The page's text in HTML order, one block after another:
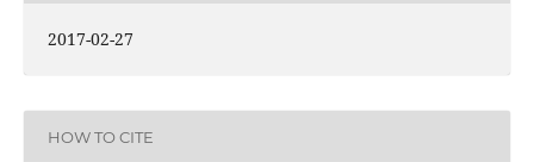
2017-02-27
HOW TO CITE